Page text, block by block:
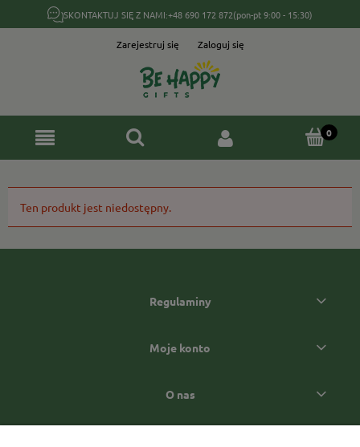
SKONTAKTUJ SIĘ Z NAMI:+48 690 172 872(pon-pt 9:00 - 15:30)
Zarejestruj się Zaloguj się
Ten produkt jest niedostępny.
Regulaminy
Moje konto
O nas